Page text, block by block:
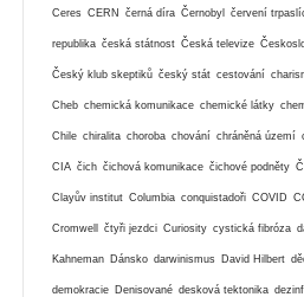
Ceres CERN černá díra Černobyl červení
republika česká státnost Česká televize
Český klub skeptiků český stát cestování
Cheb chemická komunikace chemické látky
Chile chiralita choroba chování chráněná území
CIA čich čichová komunikace čichové podněty
Clayův institut Columbia conquistadoři COVID
Cromwell čtyři jezdci Curiosity cystická fibróza
Kahneman Dánsko darwinismus David Hilbert
demokracie Denisované desková tektonika